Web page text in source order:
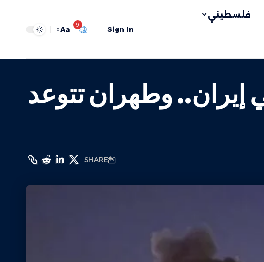
فلسطيني
Sign In
9
Aa
80 موقعًا جنوبي إيران.. وطهران تتوعد
SHARE